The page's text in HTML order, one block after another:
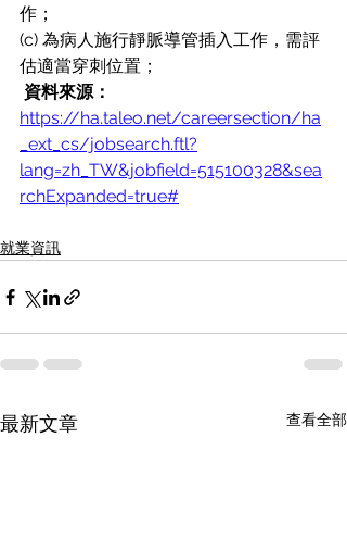
作；
(c) 為病人施行靜脈導管插入工作，需評
估適當穿刺位置；
資料來源：
https://ha.taleo.net/careersection/ha
_ext_cs/jobsearch.ftl?
lang=zh_TW&jobfield=515100328&sea
rchExpanded=true#
就業資訊
最新文章 查看全部